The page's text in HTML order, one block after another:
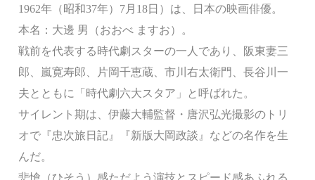
1962年（昭和37年）7月18日）は、日本の映画俳優。
本名：大邊 男（おおべ ますお）。
戦前を代表する時代劇スターの一人であり、阪東妻三
郎、嵐寛寿郎、片岡千恵蔵、市川右太衛門、長谷川一
夫とともに「時代劇六大スタア」と呼ばれた。
サイレント期は、伊藤大輔監督・唐沢弘光撮影のトリ
オで『忠次旅日記』『新版大岡政談』などの名作を生
んだ。
悲愴（ひそう）感ただよう演技とスピード感あふれる